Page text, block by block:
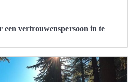
een vertrouwenspersoon in te